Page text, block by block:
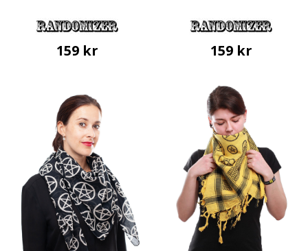
159 kr 159 kr